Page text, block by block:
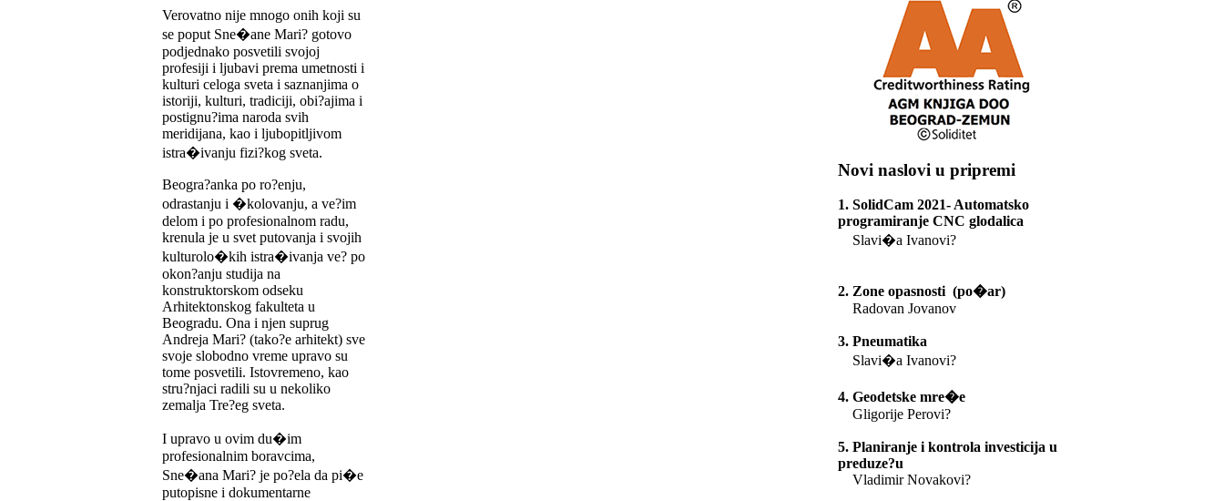
Verovatno nije mnogo onih koji su
se poput Sne�ane Mari? gotovo
podjednako posvetili svojoj
profesiji i ljubavi prema umetnosti i
kulturi celoga sveta i saznanjima o
istoriji, kulturi, tradiciji, obi?ajima i
postignu?ima naroda svih
meridijana, kao i ljubopitljivom
istra�ivanju fizi?kog sveta.
Beogra?anka po ro?enju,
odrastanju i �kolovanju, a ve?im
delom i po profesionalnom radu,
krenula je u svet putovanja i svojih
kulturolo�kih istra�ivanja ve? po
okon?anju studija na
konstruktorskom odseku
Arhitektonskog fakulteta u
Beogradu. Ona i njen suprug
Andreja Mari? (tako?e arhitekt) sve
svoje slobodno vreme upravo su
tome posvetili. Istovremeno, kao
stru?njaci radili su u nekoliko
zemalja Tre?eg sveta.
I upravo u ovim du�im
profesionalnim boravcima,
Sne�ana Mari? je po?ela da pi�e
putopisne i dokumentarne
Novi naslovi u pripremi
1. SolidCam 2021- Automatsko
programiranje CNC glodalica
Slavi�a Ivanovi?
2. Zone opasnosti (po�ar)
Radovan Jovanov
3. Pneumatika
Slavi�a Ivanovi?
4. Geodetske mre�e
Gligorije Perovi?
5. Planiranje i kontrola investicija u
preduze?u
Vladimir Novakovi?